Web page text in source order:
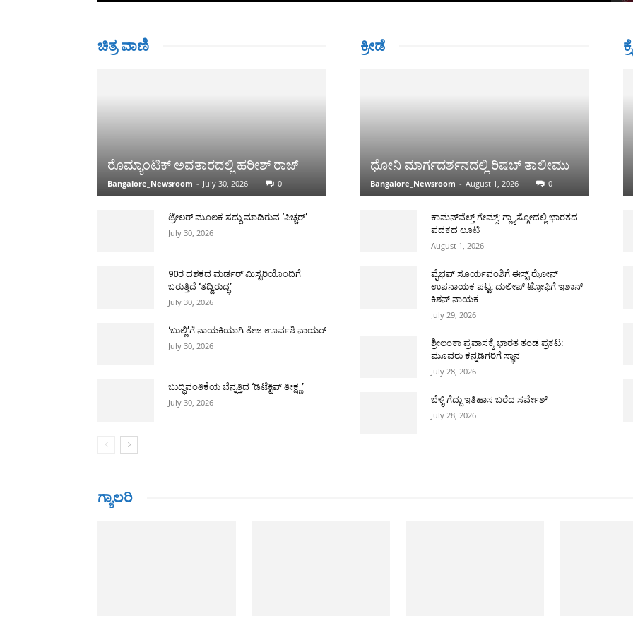
ಚಿತ್ರ ವಾಣಿ
ರೊಮ್ಯಾಂಟಿಕ್ ಅವತಾರದಲ್ಲಿ ಹರೀಶ್ ರಾಜ್
Bangalore_Newsroom - July 30, 2026 0
ಟ್ರೇಲರ್ ಮೂಲಕ ಸದ್ದು ಮಾಡಿರುವ ‘ಪಿಚ್ಚರ್’
July 30, 2026
90ರ ದಶಕದ ಮರ್ಡರ್ ಮಿಸ್ಟರಿಯೊಂದಿಗೆ
ಬರುತ್ತಿದೆ ‘ತದ್ವಿರುದ್ಧ’
July 30, 2026
‘ಬುಲ್ಲಿ’ಗೆ ನಾಯಕಿಯಾಗಿ ತೇಜ ಊರ್ವಶಿ ನಾಯರ್
July 30, 2026
ಬುದ್ಧಿವಂತಿಕೆಯ ಬೆನ್ನತ್ತಿದ ‘ಡಿಟೆಕ್ಟಿವ್ ತೀಕ್ಷ್ಣ’
July 30, 2026
ಕ್ರೀಡೆ
ಧೋನಿ ಮಾರ್ಗದರ್ಶನದಲ್ಲಿ ರಿಷಬ್ ತಾಲೀಮು
Bangalore_Newsroom - August 1, 2026 0
ಕಾಮನ್‌ವೆಲ್ತ್ ಗೇಮ್ಸ್: ಗ್ಲ್ಯಾಸ್ಗೋದಲ್ಲಿ ಭಾರತದ
ಪದಕದ ಲೂಟಿ
August 1, 2026
ವೈಭವ್ ಸೂರ್ಯವಂಶಿಗೆ ಈಸ್ಟ್ ಝೋನ್
ಉಪನಾಯಕ ಪಟ್ಟ: ದುಲೀಪ್ ಟ್ರೋಫಿಗೆ ಇಶಾನ್
ಕಿಶನ್ ನಾಯಕ
July 29, 2026
ಶ್ರೀಲಂಕಾ ಪ್ರವಾಸಕ್ಕೆ ಭಾರತ ತಂಡ ಪ್ರಕಟ:
ಮೂವರು ಕನ್ನಡಿಗರಿಗೆ ಸ್ಥಾನ
July 28, 2026
ಬೆಳ್ಳಿ ಗೆದ್ದು ಇತಿಹಾಸ ಬರೆದ ಸರ್ವೇಶ್
July 28, 2026
ಗ್ಯಾಲರಿ